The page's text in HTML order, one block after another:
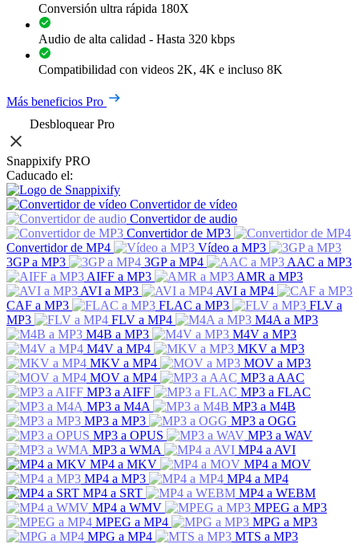
Conversión ultra rápida 180X
Audio de alta calidad - Hasta 320 kbps
Compatibilidad con videos 2K, 4K e incluso 8K
Más beneficios Pro
Desbloquear Pro
Snappixify PRO
Caducado el:
Convertidor de vídeo
Convertidor de audio
Convertidor de MP3
Convertidor de MP4
Vídeo a MP3
3GP a MP3
3GP a MP4
AAC a MP3
AIFF a MP3
AMR a MP3
AVI a MP3
AVI a MP4
CAF a MP3
FLAC a MP3
FLV a
MP3
FLV a MP4
M4A a MP3
M4B a MP3
M4V a MP3
M4V a MP4
MKV a MP3
MKV a MP4
MOV a MP3
MOV a MP4
MP3 a AAC
MP3 a AIFF
MP3 a FLAC
MP3 a M4A
MP3 a M4B
MP3 a MP3
MP3 a OGG
MP3 a OPUS
MP3 a WAV
MP3 a WMA
MP4 a AVI
MP4 a MKV
MP4 a MOV
MP4 a MP3
MP4 a MP4
MP4 a SRT
MP4 a WEBM
MP4 a WMV
MPEG a MP3
MPEG a MP4
MPG a MP3
MPG a MP4
MTS a MP3